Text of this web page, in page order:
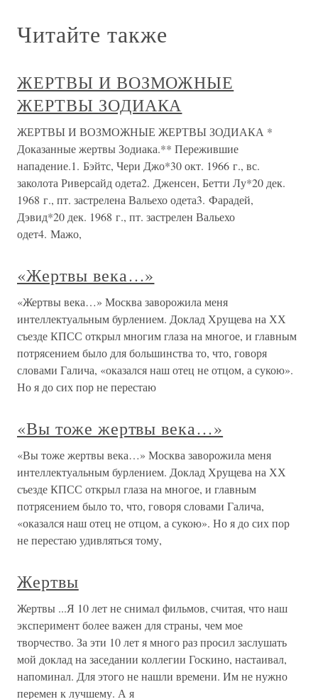
Читайте также
ЖЕРТВЫ И ВОЗМОЖНЫЕ
ЖЕРТВЫ ЗОДИАКА
ЖЕРТВЫ И ВОЗМОЖНЫЕ ЖЕРТВЫ ЗОДИАКА *
Доказанные жертвы Зодиака.** Пережившие
нападение.1. Бэйтс, Чери Джо*30 окт. 1966 г., вс.
заколота Риверсайд одета2. Дженсен, Бетти Лу*20 дек.
1968 г., пт. застрелена Вальехо одета3. Фарадей,
Дэвид*20 дек. 1968 г., пт. застрелен Вальехо
одет4. Мажо,
«Жертвы века…»
«Жертвы века…» Москва заворожила меня
интеллектуальным бурлением. Доклад Хрущева на ХХ
съезде КПСС открыл многим глаза на многое, и главным
потрясением было для большинства то, что, говоря
словами Галича, «оказался наш отец не отцом, а сукою».
Но я до сих пор не перестаю
«Вы тоже жертвы века…»
«Вы тоже жертвы века…» Москва заворожила меня
интеллектуальным бурлением. Доклад Хрущева на ХХ
съезде КПСС открыл глаза на многое, и главным
потрясением было то, что, говоря словами Галича,
«оказался наш отец не отцом, а сукою». Но я до сих пор
не перестаю удивляться тому,
Жертвы
Жертвы ...Я 10 лет не снимал фильмов, считая, что наш
эксперимент более важен для страны, чем мое
творчество. За эти 10 лет я много раз просил заслушать
мой доклад на заседании коллегии Госкино, настаивал,
напоминал. Для этого не нашли времени. Им не нужно
перемен к лучшему. А я